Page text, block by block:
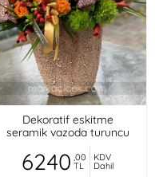
Dekoratif eskitme
seramik vazoda turuncu
mini güller, orkideler,
6240 ,00
TL
KDV
Dahil